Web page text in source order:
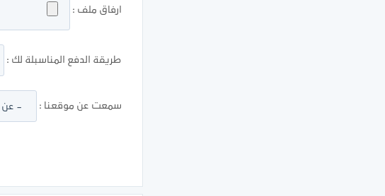
ارفاق ملف :
طريقة الدفع المناسبلة لك :
سمعت عن موقعنا :